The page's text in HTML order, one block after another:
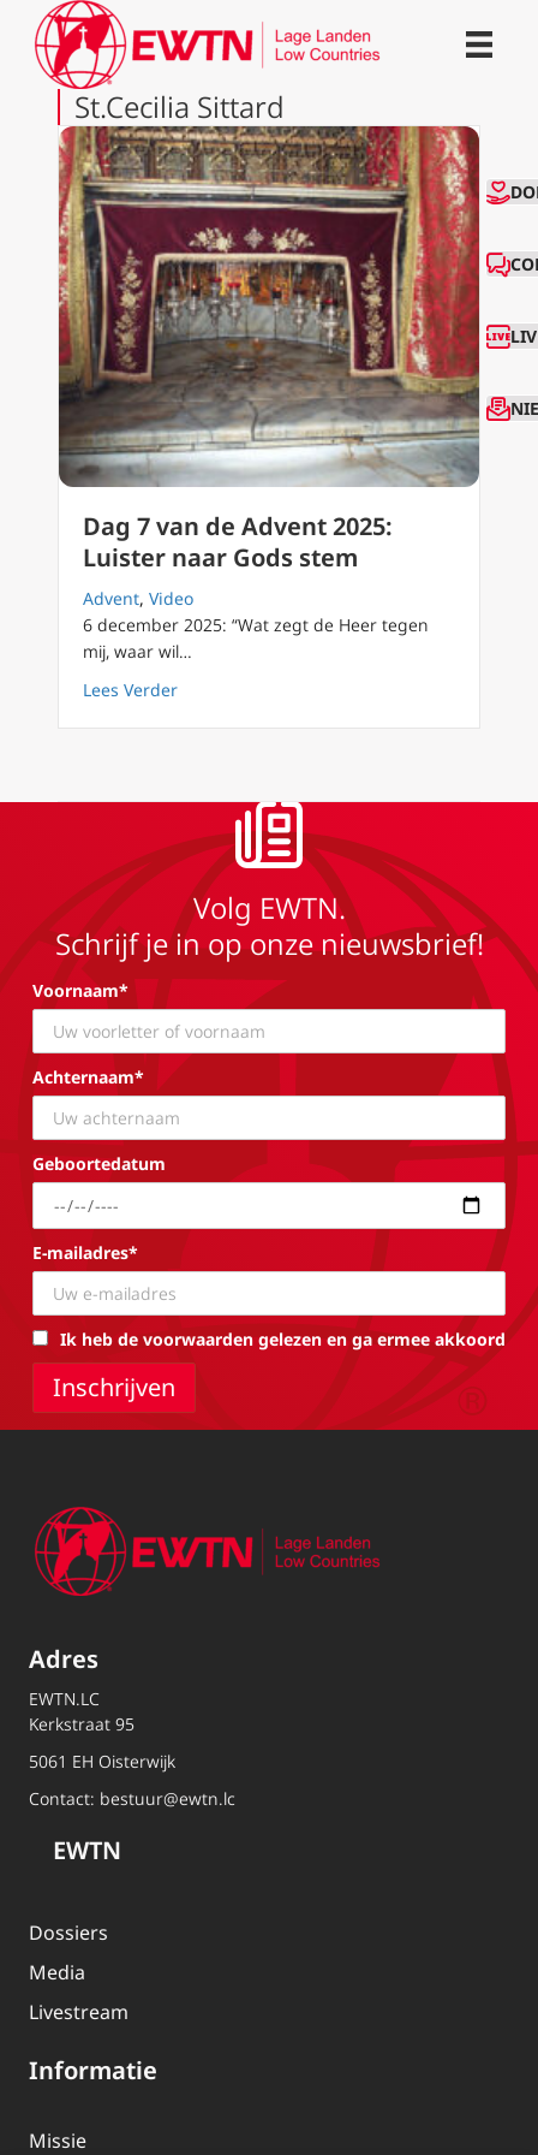
St.Cecilia Sittard
Dag 7 van de Advent 2025:
Luister naar Gods stem
Advent, Video
6 december 2025: “Wat zegt de Heer tegen
mij, waar wil…
Lees Verderabout Dag 7 van de Advent 2025: Luister
Volg EWTN.
Schrijf je in op onze nieuwsbrief!
Voornaam*
Achternaam*
Geboortedatum
E-mailadres*
Ik heb de voorwaarden gelezen en ga ermee akkoord
Adres
EWTN.LC
Kerkstraat 95
5061 EH Oisterwijk
Contact: bestuur@ewtn.lc
EWTN
Dossiers
Media
Livestream
Informatie
Missie